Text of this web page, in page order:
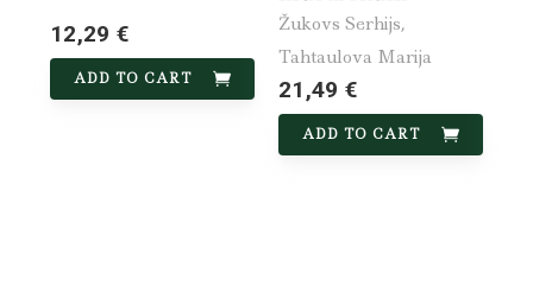
12,29 €
ADD TO CART
Žukovs Serhijs,
Tahtaulova Marija
21,49 €
ADD TO CART